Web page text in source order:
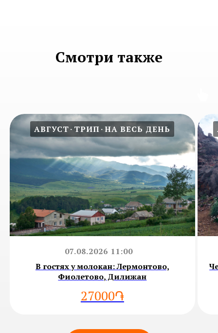
Смотри также
АВГУСТ ТРИП НА ВЕСЬ ДЕНЬ
07.08.2026 11:00
В гостях у молокан: Лермонтово,
Фиолетово, Дилижан
27000֏